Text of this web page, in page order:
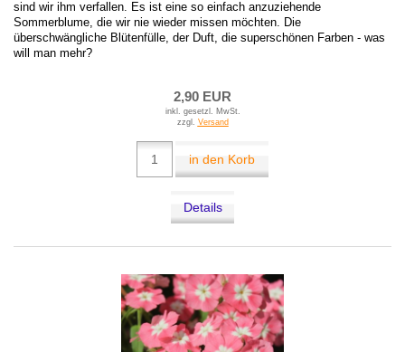
sind wir ihm verfallen. Es ist eine so einfach anzuziehende
Sommerblume, die wir nie wieder missen möchten. Die
überschwängliche Blütenfülle, der Duft, die superschönen Farben - was
will man mehr?
2,90 EUR
inkl. gesetzl. MwSt.
zzgl. Versand
in den Korb
Details